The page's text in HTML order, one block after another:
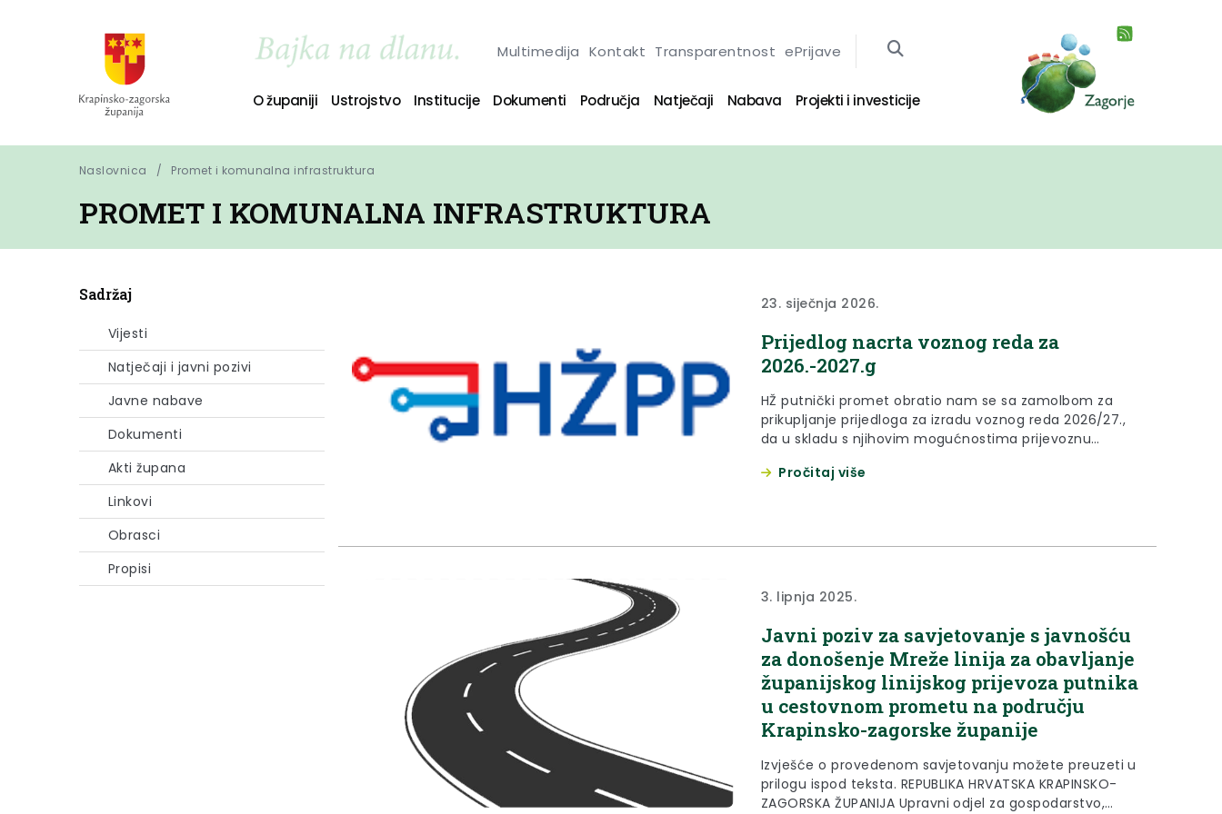
Multimedija Kontakt Transparentnost ePrijave
O županiji Ustrojstvo Institucije Dokumenti Područja Natječaji Nabava Projekti i investicije
Naslovnica Promet i komunalna infrastruktura
PROMET I KOMUNALNA INFRASTRUKTURA
Sadržaj
Vijesti
Natječaji i javni pozivi
Javne nabave
Dokumenti
Akti župana
Linkovi
Obrasci
Propisi
23. siječnja 2026.
Prijedlog nacrta voznog reda za
2026.-2027.g
HŽ putnički promet obratio nam se sa zamolbom za
prikupljanje prijedloga za izradu voznog reda 2026/27.,
da u skladu s njihovim mogućnostima prijevoznu
korisnika (učenika, studenata i radnika), te sukladno
Pročitaj više
3. lipnja 2025.
Javni poziv za savjetovanje s javnošću
za donošenje Mreže linija za obavljanje
županijskog linijskog prijevoza putnika
u cestovnom prometu na području
Krapinsko-zagorske županije
Izvješće o provedenom savjetovanju možete preuzeti u
prilogu ispod teksta. REPUBLIKA HRVATSKA KRAPINSKO-
ZAGORSKA ŽUPANIJA Upravni odjel za gospodarstvo,